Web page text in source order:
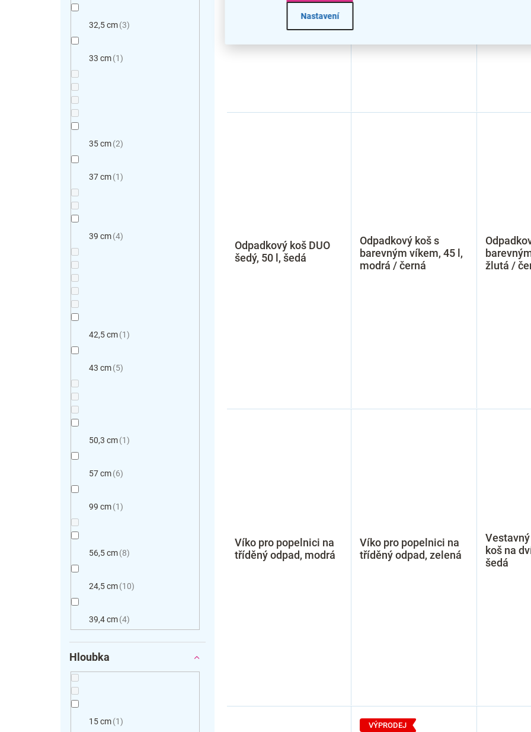
Nastavení
32,5 cm 3
33 cm 1
35 cm 2
37 cm 1
39 cm 4
42,5 cm 1
43 cm 5
50,3 cm 1
57 cm 6
99 cm 1
56,5 cm 8
24,5 cm 10
39,4 cm 4
Hloubka
15 cm 1
Odpadkový koš DUO
šedý, 50 l, šedá
Odpadkový koš s
barevným víkem, 45 l,
modrá / černá
žlutá /
Víko pro popelnici na
tříděný odpad, modrá
Víko pro popelnici na
tříděný odpad, zelená
koš na
šedá
VÝPRODEJ